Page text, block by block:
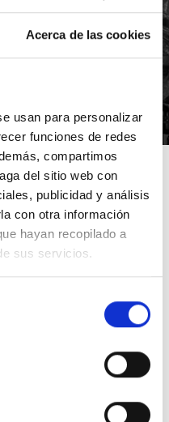
Acerca de las cookies
usan para personalizar
funciones de redes
compartimos
del sitio web con
publicidad y análisis
con otra información
hayan recopilado a
sus servicios.
de privacidad